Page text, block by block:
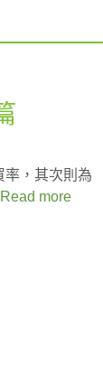
率，其次則為
Read more